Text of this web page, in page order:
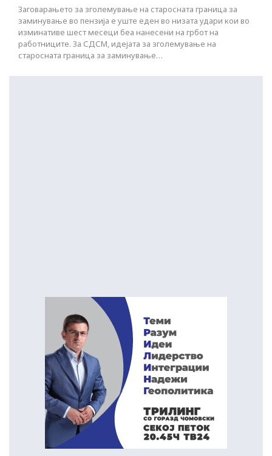
Заговарањето за зголемување на старосната граница за
заминување во пензија е уште еден во низата удари кои во
изминативе шест месеци беа нанесени на грбот на
работниците. За СДСМ, идејата за зголемување на
старосната граница за заминување…